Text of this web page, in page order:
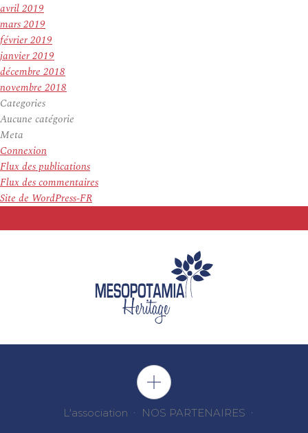
avril 2019
mars 2019
février 2019
janvier 2019
décembre 2018
novembre 2018
Categories
Aucune catégorie
Meta
Connexion
Flux des publications
Flux des commentaires
Site de WordPress-FR
L'association NOS PARTENAIRES